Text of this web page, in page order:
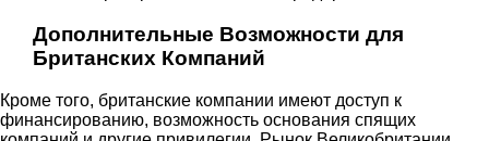
Дополнительные Возможности для
Британских Компаний
Кроме того, британские компании имеют доступ к
финансированию, возможность основания спящих